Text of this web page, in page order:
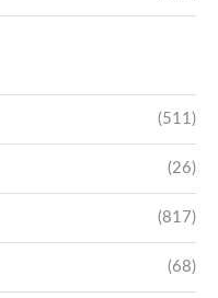
(511)
(26)
(817)
(68)